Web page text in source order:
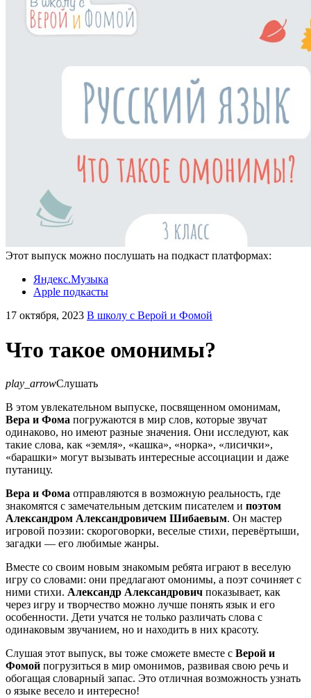
Этот выпуск можно послушать на подкаст платформах:
Яндекс.Музыка
Apple подкасты
17 октября, 2023 В школу с Верой и Фомой
Что такое омонимы?
play_arrowСлушать
В этом увлекательном выпуске, посвященном омонимам,
Вера и Фома погружаются в мир слов, которые звучат
одинаково, но имеют разные значения. Они исследуют, как
такие слова, как «земля», «кашка», «норка», «лисички»,
«барашки» могут вызывать интересные ассоциации и даже
путаницу.
Вера и Фома отправляются в возможную реальность, где
знакомятся с замечательным детским писателем и поэтом
Александром Александровичем Шибаевым. Он мастер
игровой поэзии: скороговорки, веселые стихи, перевёртыши,
загадки — его любимые жанры.
Вместе со своим новым знакомым ребята играют в веселую
игру со словами: они предлагают омонимы, а поэт сочиняет с
ними стихи. Александр Александрович показывает, как
через игру и творчество можно лучше понять язык и его
особенности. Дети учатся не только различать слова с
одинаковым звучанием, но и находить в них красоту.
Слушая этот выпуск, вы тоже сможете вместе с Верой и
Фомой погрузиться в мир омонимов, развивая свою речь и
обогащая словарный запас. Это отличная возможность узнать
о языке весело и интересно!